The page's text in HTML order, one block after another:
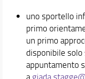
uno sportello
primo
un primo
disponibile solo
appuntamento
a giada.stagge